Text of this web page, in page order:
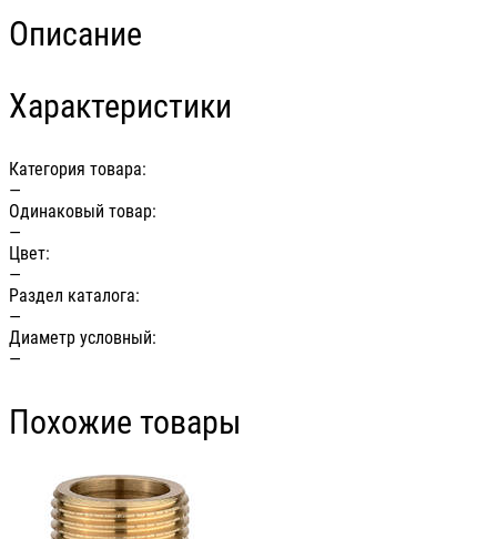
Описание
Характеристики
Категория товара:
—
Одинаковый товар:
—
Цвет:
—
Раздел каталога:
—
Диаметр условный:
—
Похожие товары